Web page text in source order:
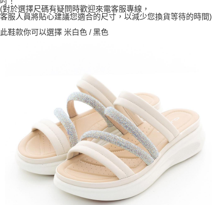
(對於選擇尺碼有疑問時歡迎來電客服專線，
客服人員將貼心建議您適合的尺寸，以減少您換貨等待的時間)
此鞋款你可以選擇 米白色 / 黑色